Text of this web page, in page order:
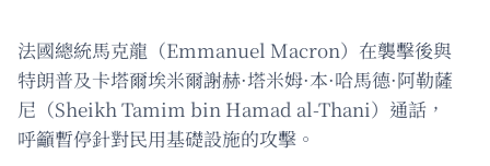
法國總統馬克龍（Emmanuel Macron）在襲擊後與
特朗普及卡塔爾埃米爾謝赫·塔米姆·本·哈馬德·阿勒薩
尼（Sheikh Tamim bin Hamad al-Thani）通話，
呼籲暫停針對民用基礎設施的攻擊。